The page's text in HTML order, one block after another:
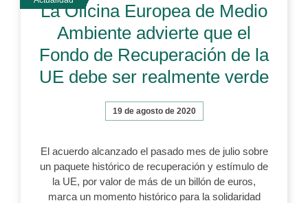
La Oficina Europea de Medio
Ambiente advierte que el
Fondo de Recuperación de la
UE debe ser realmente verde
19 de agosto de 2020
El acuerdo alcanzado el pasado mes de julio sobre
un paquete histórico de recuperación y estímulo de
la UE, por valor de más de un billón de euros,
marca un momento histórico para la solidaridad